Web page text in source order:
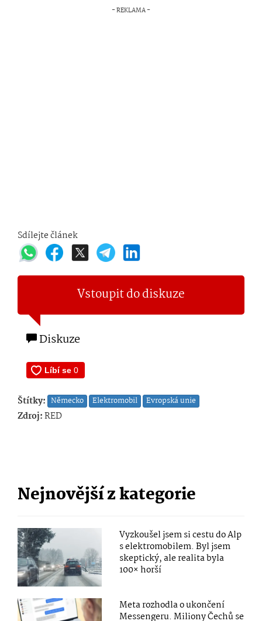
Sdílejte článek
Vstoupit do diskuze
Diskuze
Štítky: Německo Elektromobil Evropská unie
Zdroj:RED
Nejnovější z kategorie
Vyzkoušel jsem si cestu do Alp
s elektromobilem. Byl jsem
skeptický, ale realita byla
100× horší
Meta rozhodla o ukončení
Messengeru. Miliony Čechů se